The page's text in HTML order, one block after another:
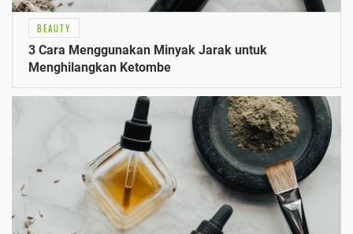
BEAUTY
3 Cara Menggunakan Minyak Jarak untuk
Menghilangkan Ketombe